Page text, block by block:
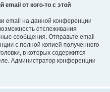
от кого-то с этой
email на данной конференции
отслеживания
сообщения. Отправьте email-
с полной копией полученного
в которых содержится
Администратор конференции